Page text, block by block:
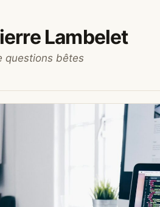
Lambelet
questions bêtes